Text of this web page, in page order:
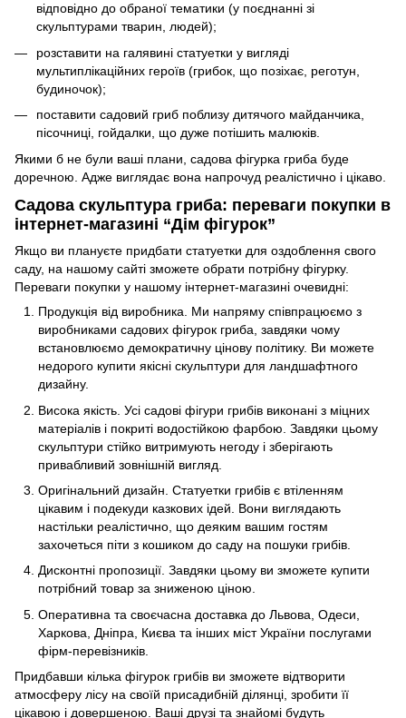
відповідно до обраної тематики (у поєднанні зі
скульптурами тварин, людей);
розставити на галявині статуетки у вигляді
мультиплікаційних героїв (грибок, що позіхає, реготун,
будиночок);
поставити садовий гриб поблизу дитячого майданчика,
пісочниці, гойдалки, що дуже потішить малюків.
Якими б не були ваші плани, садова фігурка гриба буде
доречною. Адже виглядає вона напрочуд реалістично і цікаво.
Садова скульптура гриба: переваги покупки в
інтернет-магазині “Дім фігурок”
Якщо ви плануєте придбати статуетки для оздоблення свого
саду, на нашому сайті зможете обрати потрібну фігурку.
Переваги покупки у нашому інтернет-магазині очевидні:
Продукція від виробника. Ми напряму співпрацюємо з
виробниками садових фігурок гриба, завдяки чому
встановлюємо демократичну цінову політику. Ви можете
недорого купити якісні скульптури для ландшафтного
дизайну.
Висока якість. Усі садові фігури грибів виконані з міцних
матеріалів і покриті водостійкою фарбою. Завдяки цьому
скульптури стійко витримують негоду і зберігають
привабливий зовнішній вигляд.
Оригінальний дизайн. Статуетки грибів є втіленням
цікавим і подекуди казкових ідей. Вони виглядають
настільки реалістично, що деяким вашим гостям
захочеться піти з кошиком до саду на пошуки грибів.
Дисконтні пропозиції. Завдяки цьому ви зможете купити
потрібний товар за зниженою ціною.
Оперативна та своєчасна доставка до Львова, Одеси,
Харкова, Дніпра, Києва та інших міст України послугами
фірм-перевізників.
Придбавши кілька фігурок грибів ви зможете відтворити
атмосферу лісу на своїй присадибній ділянці, зробити її
цікавою і довершеною. Ваші друзі та знайомі будуть